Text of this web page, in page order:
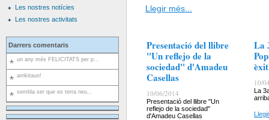
Les nostres notícies
Les nostres activitats
Darrers comentaris
un any més FELICITATS per p...
arrikitaun!
sembla ser que es terra neu...
Llegir més...
Presentació del llibre
"Un reflejo de la
sociedad" d'Amadeu
Casellas
10/06/2014
Presentació del llibre "Un
reflejo de la sociedad"
d'Amadeu Casellas
La
10/
La